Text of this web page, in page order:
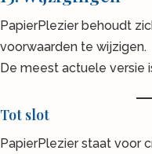
PapierPlezier behoudt
voorwaarden te wijzigen.
De meest actuele versie
Tot slot
PapierPlezier staat voor